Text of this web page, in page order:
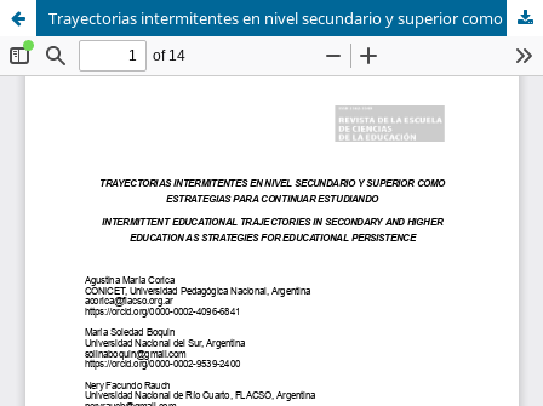
Trayectorias intermitentes en nivel secundario y superior como estrategias para continuar estudiando